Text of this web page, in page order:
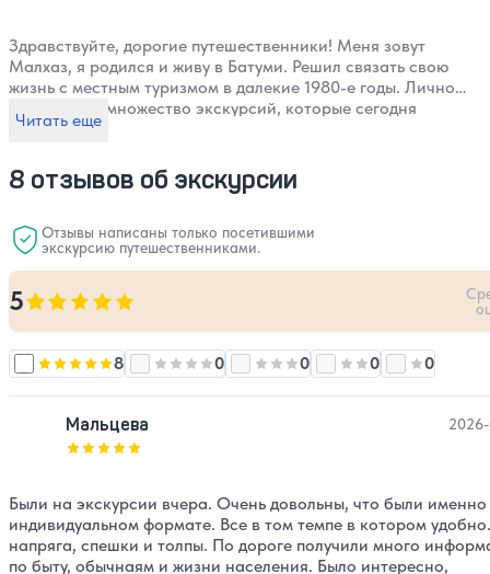
Здравствуйте, дорогие путешественники! Меня зовут
Малхаз, я родился и живу в Батуми. Решил связать свою
жизнь с местным туризмом в далекие 1980-е годы. Лично
разработал множество экскурсий, которые сегодня
считаются классическими, и выпустил первый в стране
стану вашим проводником в наш волшебный грузинский
мир, полный чудес.
Читать еще
8 отзывов об экскурсии
5Оценка, количество звезд:
Отзывы написаны только посетившими
экскурсию путешественниками.
Оценка, количество звезд: 5
8 Оценка, количество звезд:4
0 Оценка, количество звезд:
0 Оценка,
0 Оценка,
0
Мальцева
Оценка, количество звезд:
Были на экскурсии вчера. Очень довольны, что были
индивидуальном формате. Все в том темпе в котором
напряга, спешки и толпы. По дороге получили много
по быту, обычнаям и жизни населения. Было интересно,